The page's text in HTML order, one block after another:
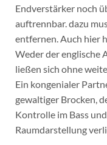
Endverstärker noch
auftrennbar. dazu
entfernen. Auch hier
Weder der englische
ließen sich ohne
Ein kongenialer
gewaltiger Brocken,
Kontrolle im Bass
Raumdarstellung